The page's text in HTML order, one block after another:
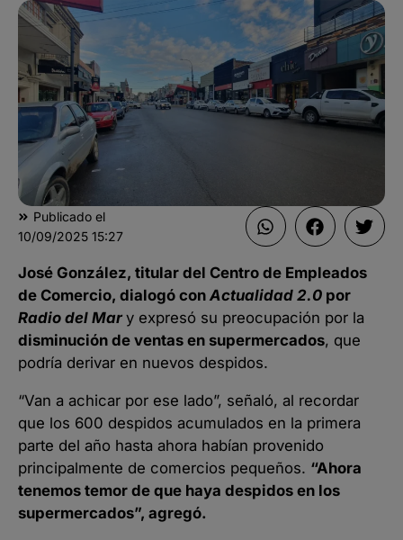
Publicado el
10/09/2025 15:27
José González, titular del Centro de Empleados
de Comercio, dialogó con Actualidad 2.0 por
Radio del Mar y expresó su preocupación por la
disminución de ventas en supermercados, que
podría derivar en nuevos despidos.
“Van a achicar por ese lado”, señaló, al recordar
que los 600 despidos acumulados en la primera
parte del año hasta ahora habían provenido
principalmente de comercios pequeños. “Ahora
tenemos temor de que haya despidos en los
supermercados”, agregó.